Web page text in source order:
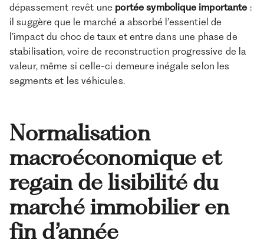
dépassement revêt une portée symbolique importante :
il suggère que le marché a absorbé l’essentiel de
l’impact du choc de taux et entre dans une phase de
stabilisation, voire de reconstruction progressive de la
valeur, même si celle-ci demeure inégale selon les
segments et les véhicules.
Normalisation
macroéconomique et
regain de lisibilité du
marché immobilier en
fin d’année